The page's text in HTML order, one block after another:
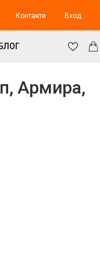
Контакти Вход
БЛОГ
Армира,